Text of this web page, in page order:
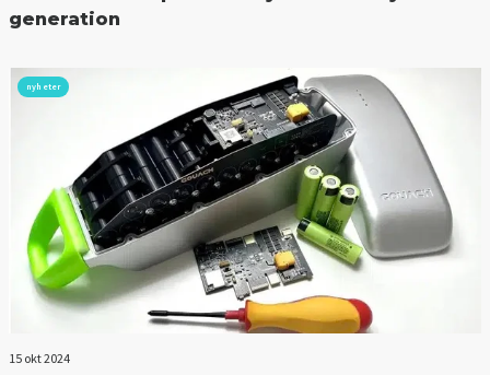
generation
nyheter
15 okt 2024